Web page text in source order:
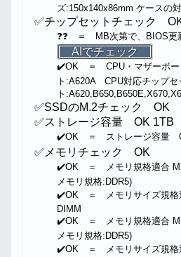
ズ:150x140x86mm ケースの
✅チップセットチェック
❓❓ ＝ MB次第で、BIOS更
AIでチェック
✔️OK ＝ CPU・マザーボー
ト:A620A CPU対応チップセ
ト
✅SSDのM.2チェック OK
✅ストレージ容量 OK 1TB
✔️OK ＝ ストレージ容量
✅メモリチェック OK
✔️OK ＝ メモリ規格適合
メモリ規格:DDR5)
✔️OK ＝ メモリサイズ規格
DIMM
✔️OK ＝ メモリ規格適合
メモリ規格:DDR5)
✔️OK ＝ メモリサイズ規格